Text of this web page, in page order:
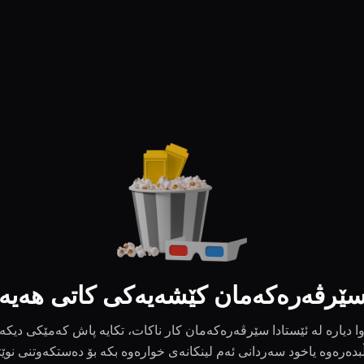
کێشەیەکی کاتی
وا دیارە لە ئێستادا سێرڤەرەکەمان کار ناکات، تکایە پاش کەمێکی دیکە
یاخود سەردانی ئەم لینکانەی خوارەوە بکە بۆ دەستکەوتنی